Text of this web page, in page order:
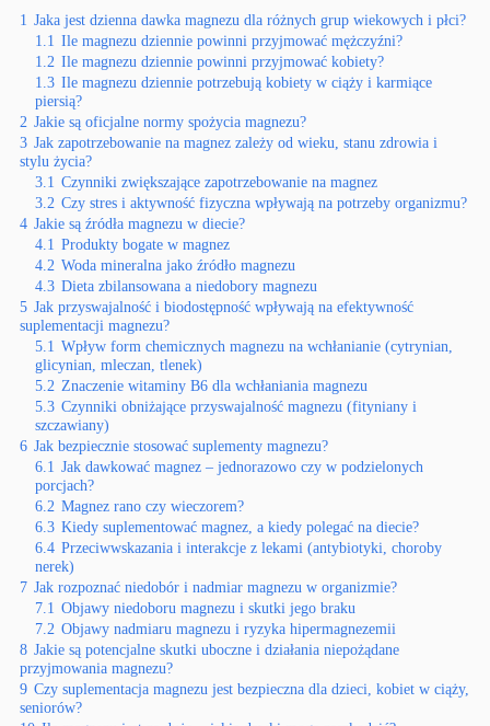
1 Jaka jest dzienna dawka magnezu dla różnych grup wiekowych i płci?
1.1 Ile magnezu dziennie powinni przyjmować mężczyźni?
1.2 Ile magnezu dziennie powinni przyjmować kobiety?
1.3 Ile magnezu dziennie potrzebują kobiety w ciąży i karmiące
piersią?
2 Jakie są oficjalne normy spożycia magnezu?
3 Jak zapotrzebowanie na magnez zależy od wieku, stanu zdrowia i
stylu życia?
3.1 Czynniki zwiększające zapotrzebowanie na magnez
3.2 Czy stres i aktywność fizyczna wpływają na potrzeby organizmu?
4 Jakie są źródła magnezu w diecie?
4.1 Produkty bogate w magnez
4.2 Woda mineralna jako źródło magnezu
4.3 Dieta zbilansowana a niedobory magnezu
5 Jak przyswajalność i biodostępność wpływają na efektywność
suplementacji magnezu?
5.1 Wpływ form chemicznych magnezu na wchłanianie (cytrynian,
glicynian, mleczan, tlenek)
5.2 Znaczenie witaminy B6 dla wchłaniania magnezu
5.3 Czynniki obniżające przyswajalność magnezu (fityniany i
szczawiany)
6 Jak bezpiecznie stosować suplementy magnezu?
6.1 Jak dawkować magnez – jednorazowo czy w podzielonych
porcjach?
6.2 Magnez rano czy wieczorem?
6.3 Kiedy suplementować magnez, a kiedy polegać na diecie?
6.4 Przeciwwskazania i interakcje z lekami (antybiotyki, choroby
nerek)
7 Jak rozpoznać niedobór i nadmiar magnezu w organizmie?
7.1 Objawy niedoboru magnezu i skutki jego braku
7.2 Objawy nadmiaru magnezu i ryzyka hipermagnezemii
8 Jakie są potencjalne skutki uboczne i działania niepożądane
przyjmowania magnezu?
9 Czy suplementacja magnezu jest bezpieczna dla dzieci, kobiet w ciąży,
seniorów?